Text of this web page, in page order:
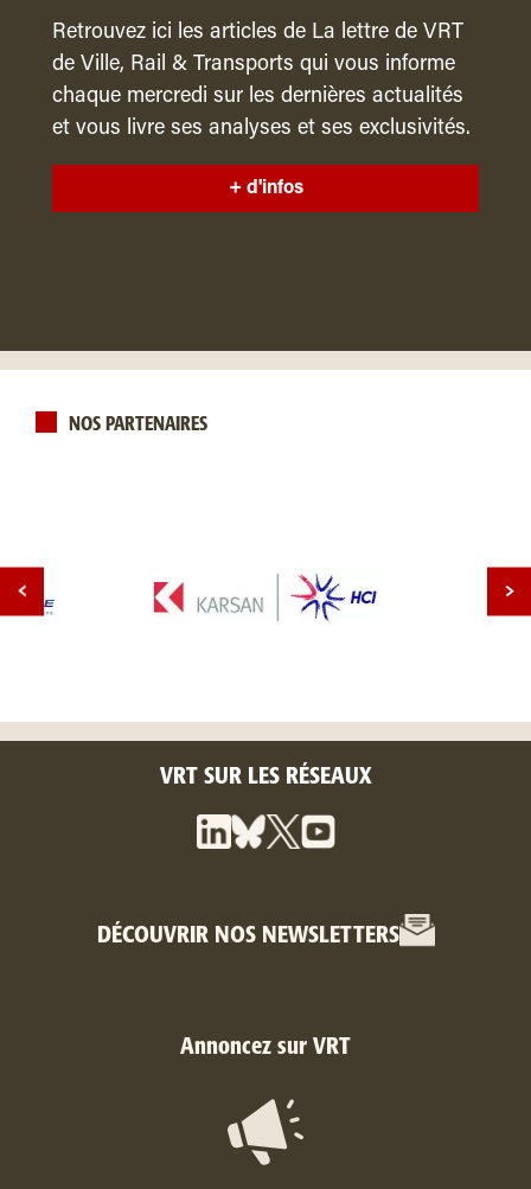
Retrouvez ici les articles de La lettre de VRT
de Ville, Rail & Transports qui vous informe
chaque mercredi sur les dernières actualités
et vous livre ses analyses et ses exclusivités.
+ d'infos
NOS PARTENAIRES
VRT SUR LES RÉSEAUX
DÉCOUVRIR NOS NEWSLETTERS
Annoncez sur VRT